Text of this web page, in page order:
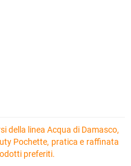
della linea Acqua di Damasco,
Pochette, pratica e raffinata
preferiti.